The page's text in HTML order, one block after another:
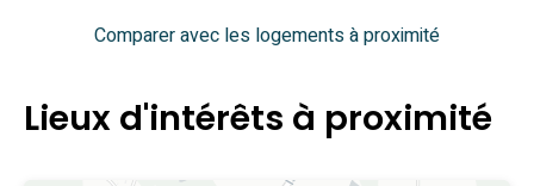
Comparer avec les logements à proximité
Lieux d'intérêts à proximité